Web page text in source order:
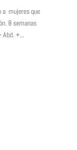
a mujeres que
8 semanas
Abd. +...